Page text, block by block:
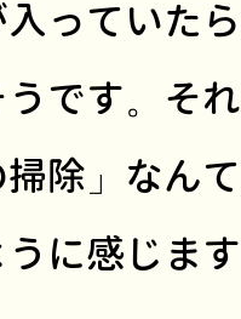
っていた
です。そ
除」なん
に感じま